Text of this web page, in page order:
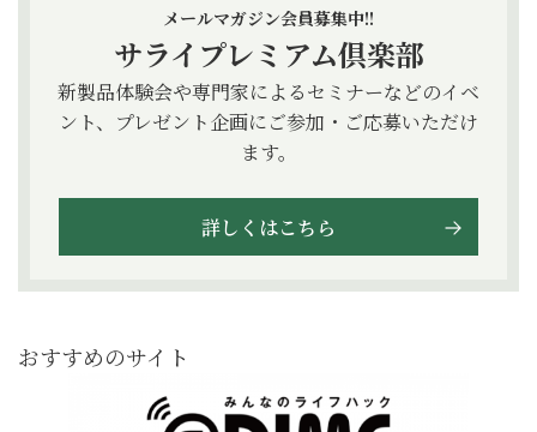
メールマガジン会員募集中!!
サライプレミアム倶楽部
新製品体験会や専門家によるセミナーなどのイベ
ント、プレゼント企画にご参加・ご応募いただけ
ます。
詳しくはこちら
おすすめのサイト